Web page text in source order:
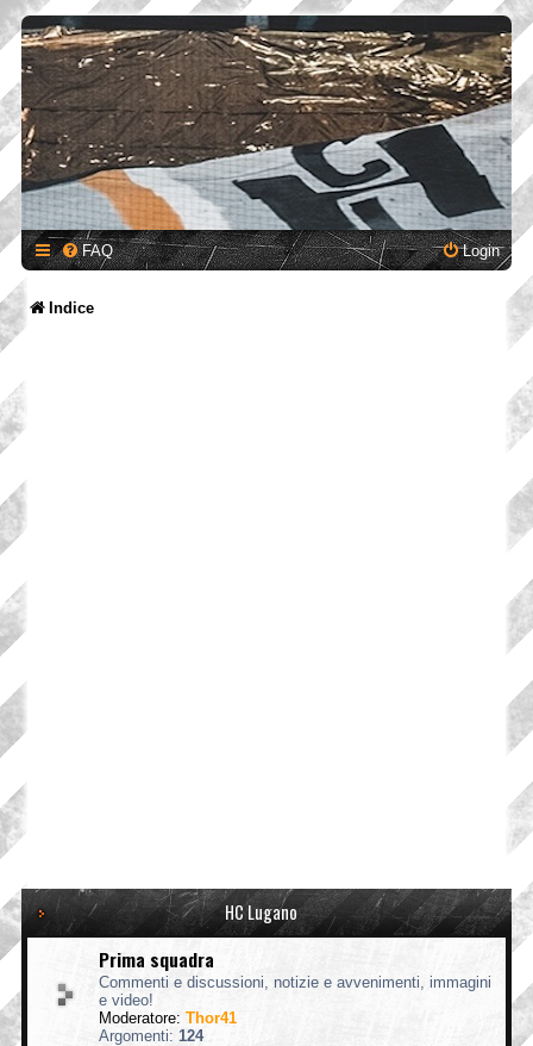
FAQ Login
Indice
HC Lugano
Prima squadra
Commenti e discussioni, notizie e avvenimenti, immagini
e video!
Moderatore: Thor41
Argomenti: 124